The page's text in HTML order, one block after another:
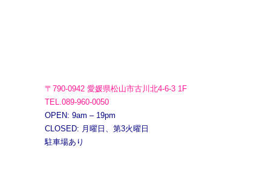
〒790-0942 愛媛県松山市古川北4-6-3 1F
TEL.089-960-0050
OPEN: 9am – 19pm
CLOSED: 月曜日、第3火曜日
駐車場あり